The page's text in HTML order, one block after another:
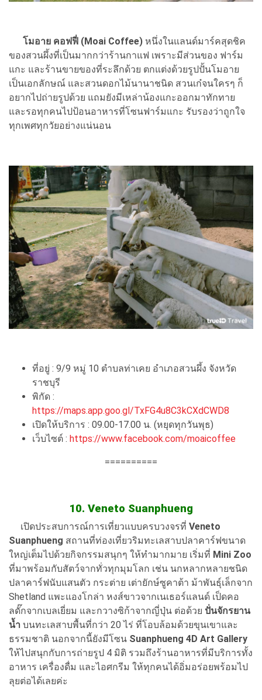
โมอาย คอฟฟี่ (Moai Coffee) หนึ่งในแลนด์มาร์คสุดชิค
ของสวนผึ้งที่เป็นมากกว่าร้านกาแฟ เพราะมีส่วนของ ฟาร์ม
แกะ และร้านขายของที่ระลึกด้วย ตกแต่งด้วยรูปปั้นโมอาย
เป็นเอกลักษณ์ และสวนดอกไม้นานาชนิด สวนเก๋จนใครๆ ก็
อยากไปถ่ายรูปด้วย แถมยังมีเหล่าน้องแกะออกมาทักทาย
และรอทุกคนไปป้อนอาหารที่โซนฟาร์มแกะ รับรองว่าถูกใจ
ทุกเพศทุกวัยอย่างแน่นอน
ที่อยู่ : 9/9 หมู่ 10 ตำบลท่าเคย อำเภอสวนผึ้ง จังหวัด
ราชบุรี
พิกัด :
https://maps.app.goo.gl/TxFG4u8C3kCXdCWD8
เปิดให้บริการ : 09.00-17.00 น. (หยุดทุกวันพุธ)
เว็บไซต์ : https://www.facebook.com/moaicoffee
==========
10. Veneto Suanphueng
เปิดประสบการณ์การเที่ยวแบบครบวงจรที่ Veneto
Suanphueng สถานที่ท่องเที่ยวริมทะเลสาบปลาคาร์ฟขนาด
ใหญ่เต็มไปด้วยกิจกรรมสนุกๆ ให้ทำมากมาย เริ่มที่ Mini Zoo
ที่มาพร้อมกับสัตว์จากทั่วทุกมุมโลก เช่น นกหลากหลายชนิด
ปลาคาร์ฟนับแสนตัว กระต่าย เต่ายักษ์ซูคาต้า ม้าพันธุ์เล็กจาก
Shetland แพะแองโกล่า หงส์ขาวจากเนเธอร์แลนด์ เป็ดคอ
ลดั๊กจากเบลเยี่ยม และกวางซิก้าจากญี่ปุ่น ต่อด้วย ปั่นจักรยาน
น้ำ บนทะเลสาบพื้นที่กว่า 20 ไร่ ที่โอบล้อมด้วยขุนเขาและ
ธรรมชาติ นอกจากนี้ยังมีโซน Suanphueng 4D Art Gallery
ให้ไปสนุกกับการถ่ายรูป 4 มิติ รวมถึงร้านอาหารที่มีบริการทั้ง
อาหาร เครื่องดื่ม และไอศกรีม ให้ทุกคนได้อิ่มอร่อยพร้อมไป
ลุยต่อได้เลยค่ะ